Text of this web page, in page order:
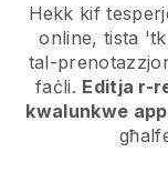
Hekk kif
online, tista
tal-
faċli. Editja r-
kwalunkwe